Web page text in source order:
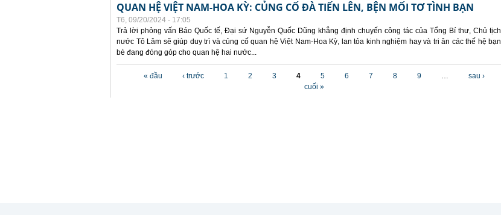
QUAN HỆ VIỆT NAM-HOA KỲ: CỦNG CỐ ĐÀ TIẾN LÊN, BỆN MỐI TƠ TÌNH BẠN
T6, 09/20/2024 - 17:05
Trả lời phỏng vấn Báo Quốc tế, Đại sứ Nguyễn Quốc Dũng khẳng định chuyến công tác của Tổng Bí thư, Chủ tịch
nước Tô Lâm sẽ giúp duy trì và củng cố quan hệ Việt Nam-Hoa Kỳ, lan tỏa kinh nghiệm hay và tri ân các thế hệ bạn
bè đang đóng góp cho quan hệ hai nước...
« đầu ‹ trước 1 2 3 4 5 6 7 8 9 …
sau ›
cuối »